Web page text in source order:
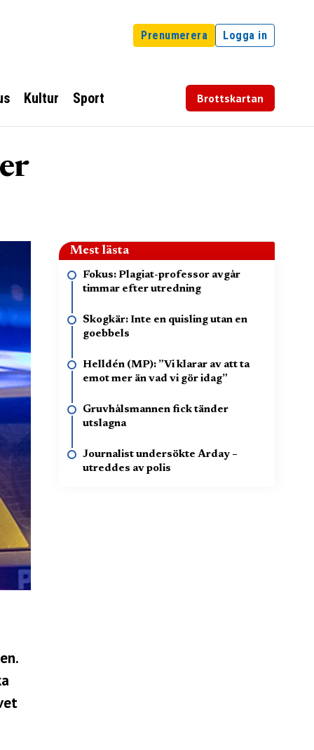
Prenumerera Logga in
Kultur Sport Brottskartan
Mest lästa
Fokus: Plagiat-professor avgår
timmar efter utredning
Skogkär: Inte en quisling utan en
goebbels
Helldén (MP): ”Vi klarar av att ta
emot mer än vad vi gör idag”
Gruvhålsmannen fick tänder
utslagna
Journalist undersökte Arday –
utreddes av polis